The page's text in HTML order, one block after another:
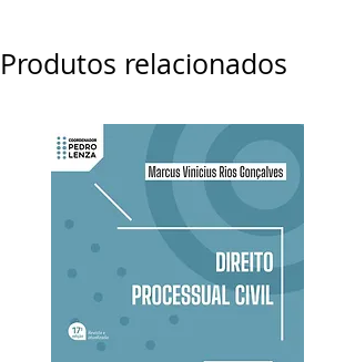
Produtos relacionados